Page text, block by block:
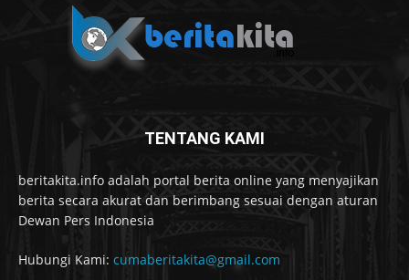
TENTANG KAMI
beritakita.info adalah portal berita online yang menyajikan
berita secara akurat dan berimbang sesuai dengan aturan
Dewan Pers Indonesia
Hubungi Kami: cumaberitakita@gmail.com